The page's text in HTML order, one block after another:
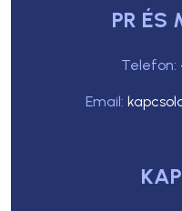
PR ÉS
Telefon:
Email: